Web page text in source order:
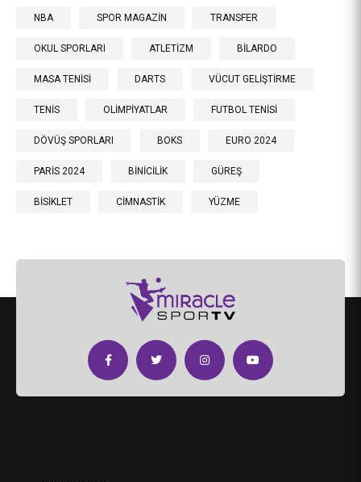
NBA SPOR MAGAZİN TRANSFER
OKUL SPORLARI ATLETİZM BİLARDO
MASA TENİSİ DARTS VÜCUT GELİŞTİRME
TENİS OLİMPİYATLAR FUTBOL TENİSİ
DÖVÜŞ SPORLARI BOKS EURO 2024
PARİS 2024 BİNİCİLİK GÜREŞ
BİSİKLET CİMNASTİK YÜZME